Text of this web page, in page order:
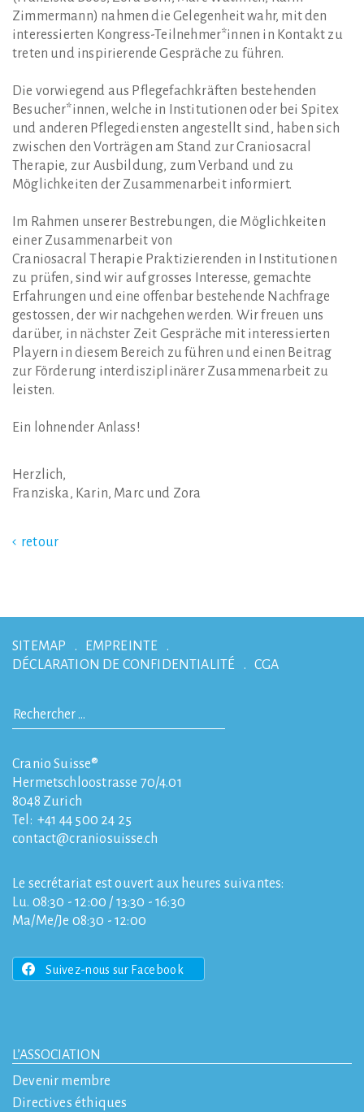
Zimmermann) nahmen die Gelegenheit wahr, mit den
interessierten Kongress-Teilnehmer*innen in Kontakt zu
treten und inspirierende Gespräche zu führen.
Die vorwiegend aus Pflegefachkräften bestehenden
Besucher*innen, welche in Institutionen oder bei Spitex
und anderen Pflegediensten angestellt sind, haben sich
zwischen den Vorträgen am Stand zur Craniosacral
Therapie, zur Ausbildung, zum Verband und zu
Möglichkeiten der Zusammenarbeit informiert.
Im Rahmen unserer Bestrebungen, die Möglichkeiten
einer Zusammenarbeit von
Craniosacral Therapie Praktizierenden in Institutionen
zu prüfen, sind wir auf grosses Interesse, gemachte
Erfahrungen und eine offenbar bestehende Nachfrage
gestossen, der wir nachgehen werden. Wir freuen uns
darüber, in nächster Zeit Gespräche mit interessierten
Playern in diesem Bereich zu führen und einen Beitrag
zur Förderung interdisziplinärer Zusammenarbeit zu
leisten.
Ein lohnender Anlass!
Herzlich,
Franziska, Karin, Marc und Zora
retour
SITEMAP
EMPREINTE
DÉCLARATION DE CONFIDENTIALITÉ
CGA
Cranio Suisse®
Hermetschloostrasse 70/4.01
8048 Zurich
Tel: +41 44 500 24 25
contact
craniosuisse.ch
Le secrétariat est ouvert aux heures suivantes:
Lu. 08:30 - 12:00 / 13:30 - 16:30
Ma/Me/Je 08:30 - 12:00
Suivez-nous sur Facebook
L’ASSOCIATION
Devenir membre
Directives éthiques